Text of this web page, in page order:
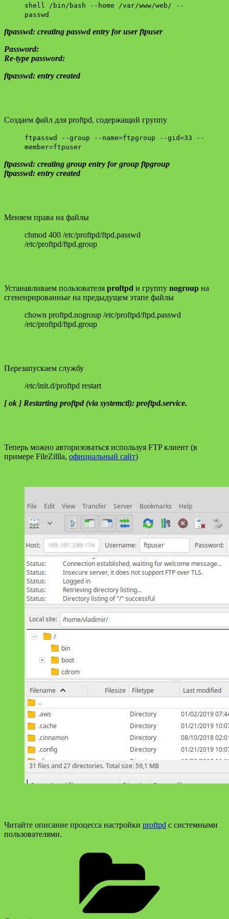
shell /bin/bash --home /var/www/web/ --
passwd
ftpasswd: creating passwd entry for user ftpuser
Password:
Re-type password:
ftpasswd: entry created
Создаем файл для proftpd, содержащий группу
ftpasswd --group --name=ftpgroup --gid=33 --
member=ftpuser
ftpasswd: creating group entry for group ftpgroup
ftpasswd: entry created
Меняем права на файлы
chmod 400 /etc/proftpd/ftpd.passwd
/etc/proftpd/ftpd.group
Устанавливаем пользователя proftpd и группу nogroup на
сгененрированные на предыдущем этапе файлы
chown proftpd.nogroup /etc/proftpd/ftpd.passwd
/etc/proftpd/ftpd.group
Перезапускаем службу
/etc/init.d/proftpd restart
[ ok ] Restarting proftpd (via systemctl): proftpd.service.
Теперь можно авторизоваться используя FTP клиент (в
примере FileZillla, официальный сайт)
Читайте описание процесса настройки proftpd с системными
пользователями.